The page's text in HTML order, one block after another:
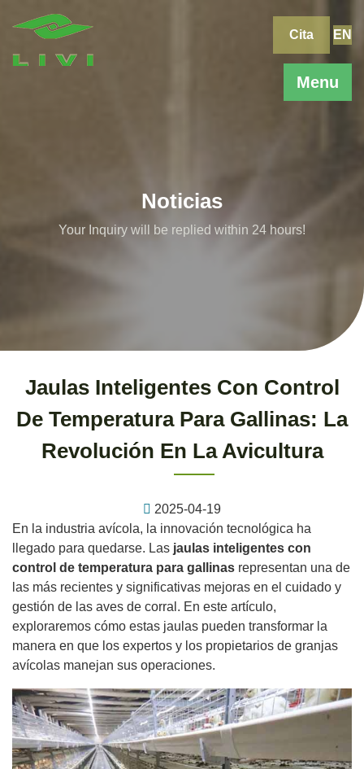
Menu
Cita EN
Noticias
Your Inquiry will be replied within 24 hours!
Jaulas Inteligentes Con Control
De Temperatura Para Gallinas: La
Revolución En La Avicultura
2025-04-19
En la industria avícola, la innovación tecnológica ha
llegado para quedarse. Las jaulas inteligentes con
control de temperatura para gallinas representan una de
las más recientes y significativas mejoras en el cuidado y
gestión de las aves de corral. En este artículo,
exploraremos cómo estas jaulas pueden transformar la
manera en que los expertos y los propietarios de granjas
avícolas manejan sus operaciones.